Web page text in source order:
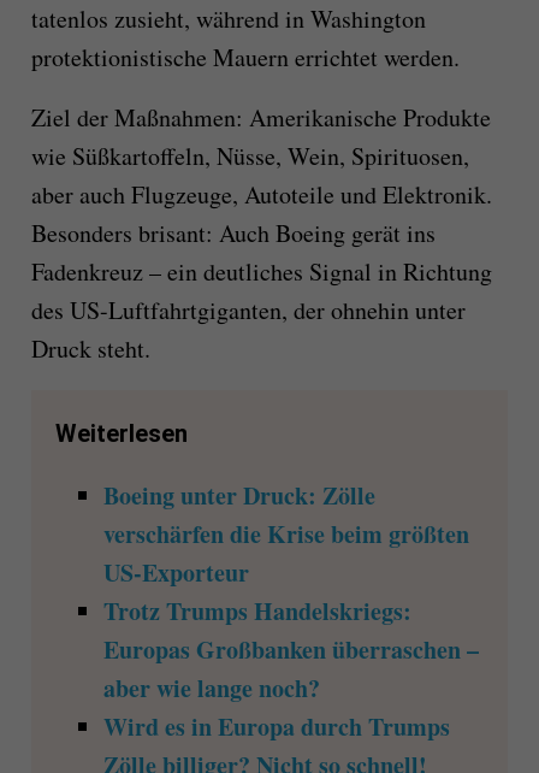
tatenlos zusieht, während in Washington
protektionistische Mauern errichtet werden.
Ziel der Maßnahmen: Amerikanische Produkte
wie Süßkartoffeln, Nüsse, Wein, Spirituosen,
aber auch Flugzeuge, Autoteile und Elektronik.
Besonders brisant: Auch Boeing gerät ins
Fadenkreuz – ein deutliches Signal in Richtung
des US-Luftfahrtgiganten, der ohnehin unter
Druck steht.
Weiterlesen
Boeing unter Druck: Zölle
verschärfen die Krise beim größten
US-Exporteur
Trotz Trumps Handelskriegs:
Europas Großbanken überraschen –
aber wie lange noch?
Wird es in Europa durch Trumps
Zölle billiger? Nicht so schnell!